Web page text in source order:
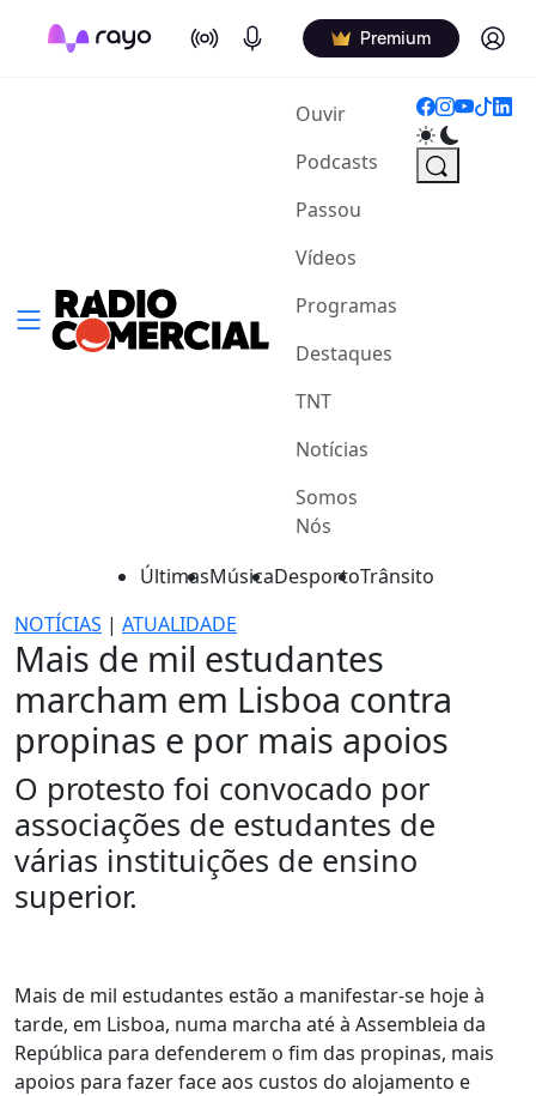
On Air Podcasts Premium Log in
Ouvir(current)
Podcasts
Passou
Vídeos
Programas
Destaques
TNT
Notícias
Somos
Nós
ÚltimasMúsicaDesportoTrânsito
NOTÍCIAS | ATUALIDADE
Mais de mil estudantes
marcham em Lisboa contra
propinas e por mais apoios
O protesto foi convocado por
associações de estudantes de
várias instituições de ensino
superior.
Mais de mil estudantes estão a manifestar-se hoje à
tarde, em Lisboa, numa marcha até à Assembleia da
República para defenderem o fim das propinas, mais
apoios para fazer face aos custos do alojamento e